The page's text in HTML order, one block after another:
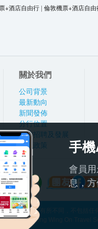
+酒店自由行 | 倫敦機票+酒店自由
關於我們
公司背景
最新動向
新聞發佈
分行位置
人才招聘及發展
私隱政策
及出發日期而有所不同，不包括
公司 Hong Kong Wing On Travel
手
會員
息，